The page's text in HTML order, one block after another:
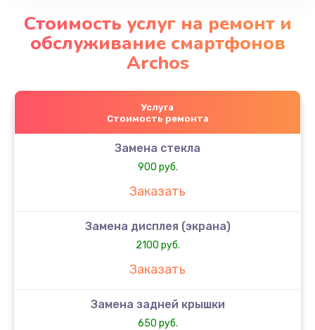
Стоимость услуг на ремонт и
обслуживание смартфонов
Archos
Услуга
Стоимость ремонта
Замена стекла
900 руб.
Заказать
Замена дисплея (экрана)
2100 руб.
Заказать
Замена задней крышки
650 руб.